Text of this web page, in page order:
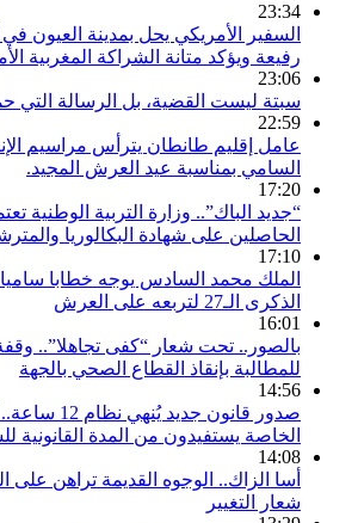
23:34
السفير الأمريكي يحل بمدينة العيون
رفيعة ويؤكد متانة الشراكة المغربية
23:06
سبتة ليست القضية، بل الرسالة التي
22:59
عامل إقليم طانطان يترأس مراسيم
السامي بمناسبة عيد العرش المجيد.
17:20
“جديد الباك”.. وزارة التربية الوطنية
الحاصلين على شهادة البكالوريا
17:10
الملك محمد السادس يوجه خطابا ساميا
الذكرى الـ27 لتربعه على العرش
16:01
بالصور.. تحت شعار “كفى تجاهلا”..
للمطالبة بإنقاذ القطاع الصحي بالجهة
14:56
صدور قانون
الخاصة يستفيدون من المدة القانونية
14:08
أسا الزاك.. الوجوه القديمة تراهن على
شعار التغيير